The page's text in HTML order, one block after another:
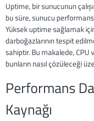
Uptime, bir sunucunun
bu süre, sunucu
Yüksek uptime sağlamak
darboğazlarının tespit
sahiptir. Bu makalede,
bunların nasıl çözüleceği
Performans
Kaynağı